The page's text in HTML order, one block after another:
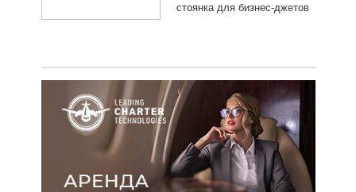
стоянка для бизнес-джетов